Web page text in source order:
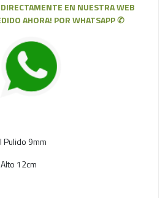
EN NUESTRA WEB
AHORA! POR WHATSAPP ✆
Pulido 9mm
12cm